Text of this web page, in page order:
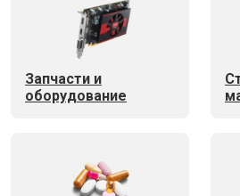
Запчасти и
оборудование